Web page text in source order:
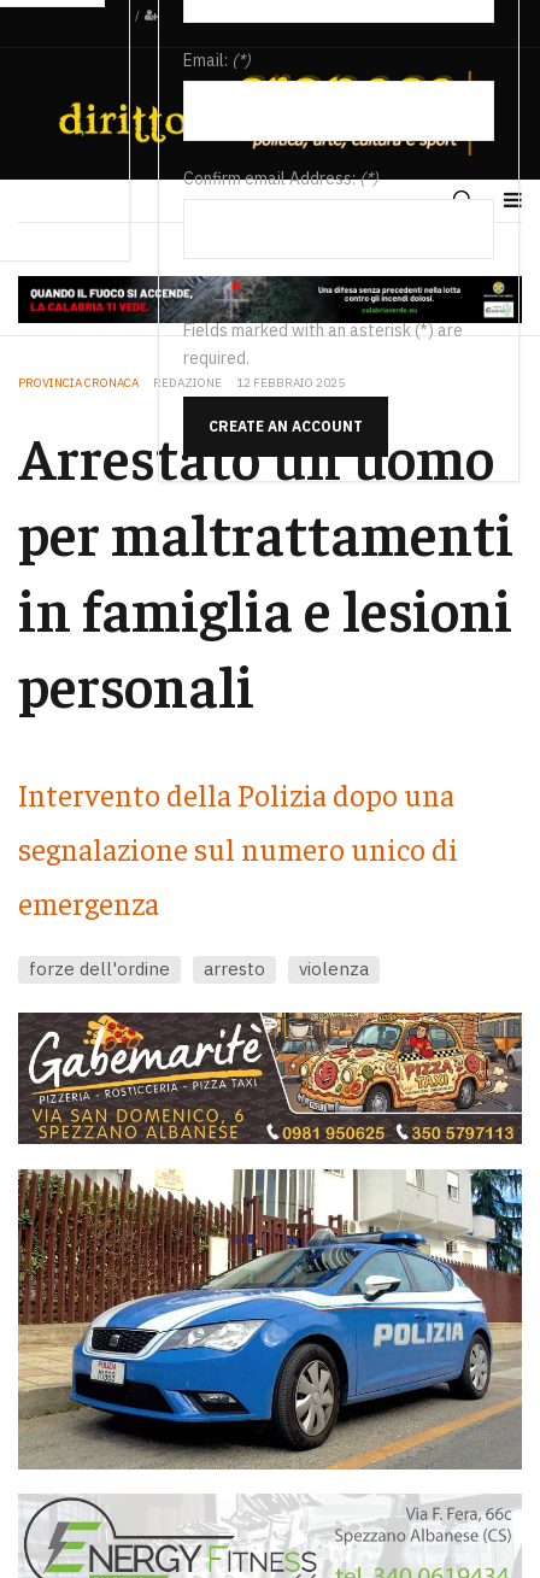
/
Email: (*)
Confirm email Address:(*)
Fields marked with an asterisk (*) are
required.
CREATE AN ACCOUNT
PROVINCIA CRONACA REDAZIONE 12 FEBBRAIO 2025
Arrestato un uomo
per maltrattamenti
in famiglia e lesioni
personali
Intervento della Polizia dopo una
segnalazione sul numero unico di
emergenza
forze dell'ordine arresto violenza